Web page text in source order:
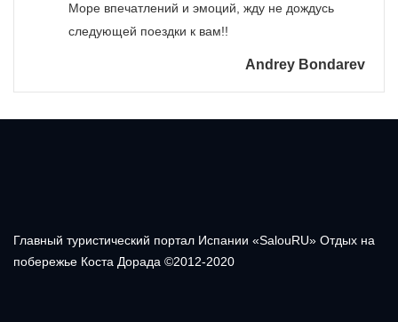
Море впечатлений и эмоций, жду не дождусь
следующей поездки к вам!!
Andrey Bondarev
Главный туристический портал Испании «SalouRU» Отдых на
побережье Коста Дорада ©2012-2020